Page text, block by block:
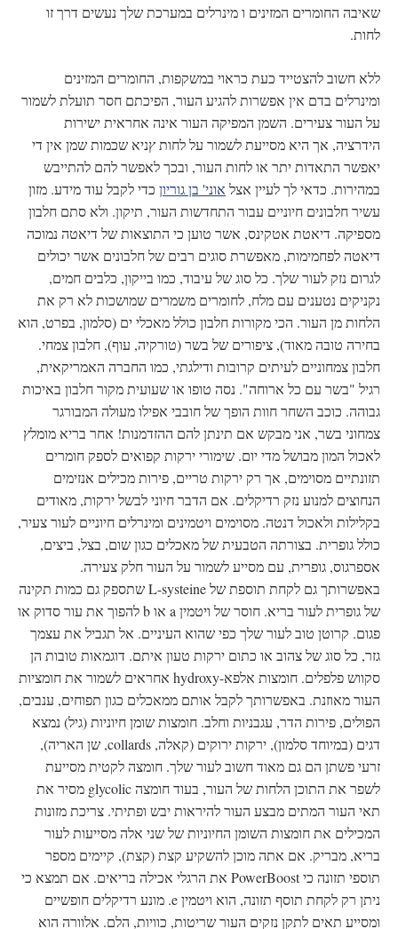
שאיבה החומרים המזינים ו מינרלים במערכת שלך נעשים דרך זו
לחות.
ללא חשוב להצטייד כעת כראוי במשקפות, החומרים המזינים
ומינרלים בדם אין אפשרות להגיע העור, הפיכתם חסר תועלת לשמור
על העור צעירים. השמן המפיקה העור אינה אחראית ישירות
הידרציה, אך היא מסייעת לשמור על לחות ץניא שכמות שמן אין די
יאפשר התאדות יתר או לחות העור, ובכך לאפשר להם להתייבש
במהירות. כדאי לך לעיין אצל אוני' בן גוריון כדי לקבל עוד מידע. מזון
עשיר חלבונים חיוניים עבור התחדשות העור, תיקון. ולא סתם חלבון
מספיקה. דיאטת אטקינס, אשר טוען כי התוצאות של דיאטה נמוכה
דיאטה לפחמימות, מאפשרת סוגים רבים של חלבונים אשר יכולים
לגרום נזק לעור שלך. כל סוג של עיבוד, כמו בייקון, כלבים חמים,
נקניקים נטענים עם מלח, לחומרים משמרים שמושכות לא רק את
הלחות מן העור. הכי מקורות חלבון כולל מאכלי ים (סלמון, בפרט, הוא
בחירה טובה מאוד), ציפורים של בשר (טורקיה, עוף), חלבון צמחי.
חלבון צמחוניים לעיתים קרובות ודילגתי, כמו החברה האמריקאית,
רגיל "בשר עם כל ארוחה". נסה טופו או שעועית מקור חלבון באיכות
גבוהה. כוכב השחר חוות הופך של חובבי אפילו מעולה המבורגר
צמחוני בשר, אני מבקש אם תינתן להם ההזדמנות! אחר בריא מומלץ
לאכול המון מבושל מדי יום. שימורי ירקות קפואים לספק חומרים
תזונתיים מסוימים, אך רק ירקות טריים, פירות מכילים אנזימים
הנחוצים למנוע נזק רדיקלים. אם הדבר חיוני לבשל ירקות, מאודים
בקלילות ולאכול דנטה. מסוימים ויטמינים ומינרלים חיוניים לעור צעיר,
כולל גופרית. בצורתה הטבעית של מאכלים כגון שום, בצל, ביצים,
אספרגוס, גופרית, עם מסייע לשמור על העור חלק צעירה.
באפשרותך גם לקחת תוספת של L-systeine שתספק גם כמות תקינה
של גופרית לעור בריא. חוסר של ויטמין a או b להפוך את עור סדוק או
פגום. קרוטן טוב לעור שלך כפי שהוא העיניים. אל תגביל את עצמך
גזר, כל סוג של צהוב או כתום ירקות טעון איתם. דוגמאות טובות הן
סקווש פלפלים. חומצות אלפא-hydroxy אחראים לשמור את חומציות
העור מאוזנת. באפשרותך לקבל אותם ממאכלים כגון תפוחים, ענבים,
הפולים, פירות הדר, עגבניות וחלב. חומצות שומן חיוניות (גיל) נמצא
דגים (במיוחד סלמון), ירקות ירוקים (קאלה, collards, שן האריה),
זרעי פשתן הם גם מאוד חשוב לעור שלך. חומצה לקטית מסייעת
לשפר את התוכן הלחות של העור, בעוד חומצה glycolic מסיר את
תאי העור המתים מבצע העור להיראות יבש ופתיתי. צריכת מזונות
המכילים את חומצות השומן החיוניות של שני אלה מסייעות לעור
בריא, מבריק. אם אתה מוכן להשקיע קצת (קצת), קיימים מספר
תוספי תזונה כי PowerBoost את הרגלי אכילה בריאים. אם תמצא כי
ניתן רק לקחת תוסף תזונה, הוא ויטמין e. מונע רדיקלים חופשיים
ומסייע תאים לתקן נזקים העור שריטות, כוויות, הלם. אלוורה הוא